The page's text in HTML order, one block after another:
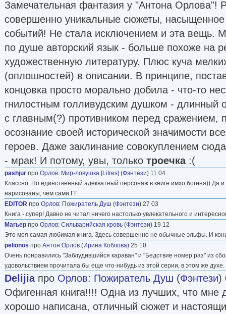
Замечательная фантазия у "Антона Орлова"!
совершенно уникальные сюжеты, насыщенное
событий! Не стала исключением и эта вещь.
по душе авторский язык - больше похоже на
художественную литературу. Плюс куча
(оплошностей) в описании. В принципе,
концовка просто морально добила - что-то
гнилостным голливудским душком - длинный
с главным(?) противником перед сражением,
осознание своей исторической значимости
героев. Даже заклинание совокуплением
- мрак! И потому, увы, только троечка:(
pashjur про Орлов: Мир-ловушка [Litres] (Фэнтези) 11 04
Классно. Но единственный адекватный персонаж в книге имхо богиня)) Да
нарисованы, чем сами ГГ.
EDITOR про Орлов: Пожиратель Душ (Фэнтези) 27 03
Книга - супер! Давно не читал ничего настолько увлекательного и
Магьер про Орлов: Сильварийская кровь (Фэнтези) 19 12
Это моя самая любимая книга. Здесь совершенно не обычные эльфы. И
pelionos про Антон Орлов (Ирина Коблова) 25 10
Очень понравились "Заблудившийся караван" и "Бедствие номер раз" из
удовольствием прочитала бы еще что-нибудь из этой серии, в этом же духе.
Delijiaпро Орлов: Пожиратель Душ (Фэнтези)
Офигенная книга!!!! Одна из лучших, что мне
хорошо написана, отличный сюжет и